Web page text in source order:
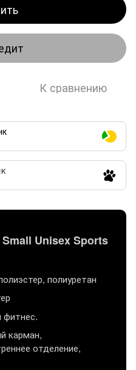
К сравнению
Unisex Sports
полиуретан
фитнес.
карман,
отделение,